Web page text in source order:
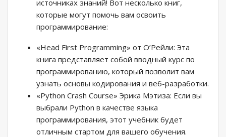
источниках знаний! Вот несколько книг,
которые могут помочь вам освоить
программирование:
«Head First Programming» от О’Рейли: Эта
книга представляет собой вводный курс по
программированию, который позволит вам
узнать основы кодирования и веб-разработки.
«Python Crash Course» Эрика Мэтиза: Если вы
выбрали Python в качестве языка
программирования, этот учебник будет
отличным стартом для вашего обучения.